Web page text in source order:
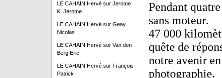
LE CAHAIN Hervésur Jerome
K. Jerome
LE CAHAIN Hervésur Geay
Nicolas
LE CAHAIN Hervésur Van den
Berg Eric
LE CAHAIN Hervésur François
Patrick
Pendant
sans moteur.
47 000
quête de
notre avenir
photographie.